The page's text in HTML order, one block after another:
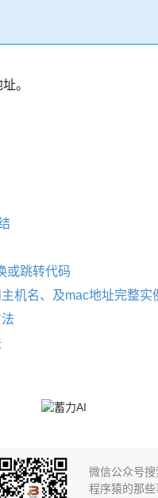
。
或跳转代码
机名、及mac地址完整实
微信公众号
程序猿的那